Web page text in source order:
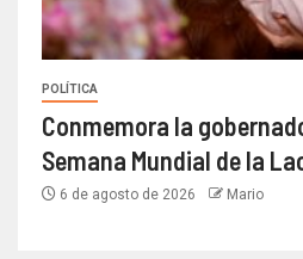
POLÍTICA
Conmemora la
Semana Mundial de la
6 de agosto de 2026 Mario